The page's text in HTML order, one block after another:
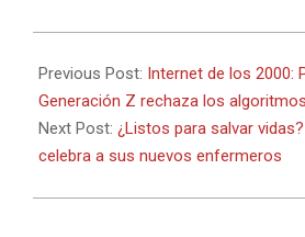
06-
27
Previous Post: Internet de los 2000:
Generación Z rechaza los
Next Post: ¿Listos para salvar
celebra a sus nuevos enfermeros